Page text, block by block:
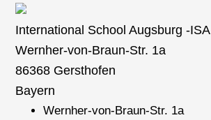
International School Augsburg -ISA
Wernher-von-Braun-Str. 1a
86368 Gersthofen
Bayern
Wernher-von-Braun-Str. 1a